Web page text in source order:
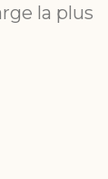
la plus